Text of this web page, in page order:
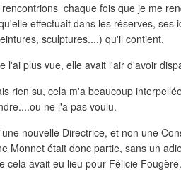
chaque fois que je me
effectuait dans les réserves, ses
sculptures....) qu'il contient.
l'ai plus vue, elle avait l'air d'avoir
rien su, cela m'a beaucoup
ne l'a pas voulu.
nouvelle Directrice, et non une
Monnet était donc partie, sans un
cela avait eu lieu pour Félicie Fougère.